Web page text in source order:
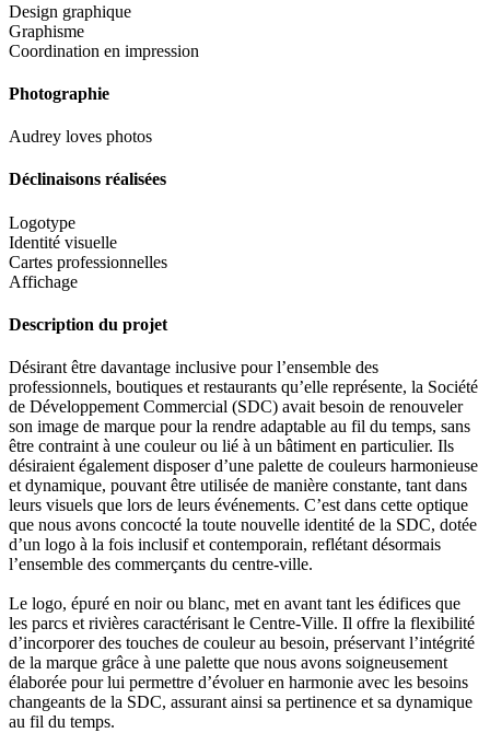
Design graphique
Graphisme
Coordination en impression
Photographie
Audrey loves photos
Déclinaisons réalisées
Logotype
Identité visuelle
Cartes professionnelles
Affichage
Description du projet
Désirant être davantage inclusive pour l’ensemble des
professionnels, boutiques et restaurants qu’elle représente, la Société
de Développement Commercial (SDC) avait besoin de renouveler
son image de marque pour la rendre adaptable au fil du temps, sans
être contraint à une couleur ou lié à un bâtiment en particulier. Ils
désiraient également disposer d’une palette de couleurs harmonieuse
et dynamique, pouvant être utilisée de manière constante, tant dans
leurs visuels que lors de leurs événements. C’est dans cette optique
que nous avons concocté la toute nouvelle identité de la SDC, dotée
d’un logo à la fois inclusif et contemporain, reflétant désormais
l’ensemble des commerçants du centre-ville.
Le logo, épuré en noir ou blanc, met en avant tant les édifices que
les parcs et rivières caractérisant le Centre-Ville. Il offre la flexibilité
d’incorporer des touches de couleur au besoin, préservant l’intégrité
de la marque grâce à une palette que nous avons soigneusement
élaborée pour lui permettre d’évoluer en harmonie avec les besoins
changeants de la SDC, assurant ainsi sa pertinence et sa dynamique
au fil du temps.